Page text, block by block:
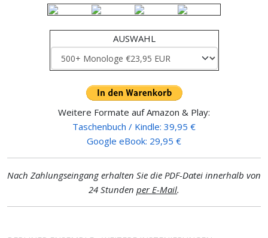
AUSWAHL
Weitere Formate auf Amazon & Play:
Taschenbuch / Kindle: 39,95 €
Google eBook: 29,95 €
Nach Zahlungseingang erhalten Sie die PDF-Datei innerhalb von
24 Stunden per E-Mail.